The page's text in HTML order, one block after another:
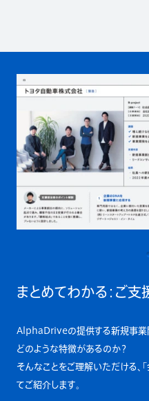
まとめてわかる：ご支
AlphaDriveの提供する新規事業
どのような特徴があるのか？
そんなことをご理解いただける、
てご紹介します。